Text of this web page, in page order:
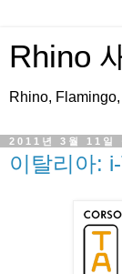
Rhino
Rhino,
2011년 3월 11일
이탈리아: